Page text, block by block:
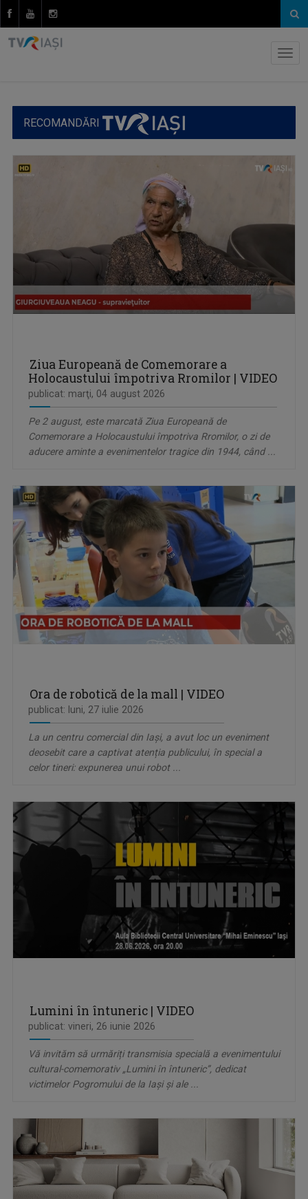
RECOMANDĂRI
Ziua Europeană de Comemorare a
Holocaustului împotriva Rromilor | VIDEO
publicat: marţi, 04 august 2026
Pe 2 august, este marcată Ziua Europeană de
Comemorare a Holocaustului împotriva Rromilor, o zi de
aducere aminte a evenimentelor tragice din 1944, când ...
Ora de robotică de la mall | VIDEO
publicat: luni, 27 iulie 2026
La un centru comercial din Iași, a avut loc un eveniment
deosebit care a captivat atenția publicului, în special a
celor tineri: expunerea unui robot ...
Lumini în întuneric | VIDEO
publicat: vineri, 26 iunie 2026
Vă invităm să urmăriți transmisia specială a evenimentului
cultural-comemorativ „Lumini în întuneric”, dedicat
victimelor Pogromului de la Iași și ale ...